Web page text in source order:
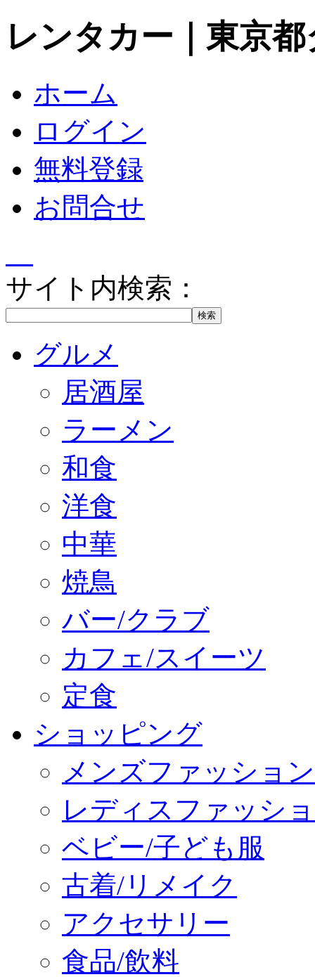
レンタカー｜東京
ホーム
ログイン
無料登録
お問合せ
サイト内検索：
グルメ
居酒屋
ラーメン
和食
洋食
中華
焼鳥
バー/クラブ
カフェ/スイーツ
定食
ショッピング
メンズファッション
レディスファッシ
ベビー/子ども服
古着/リメイク
アクセサリー
食品/飲料